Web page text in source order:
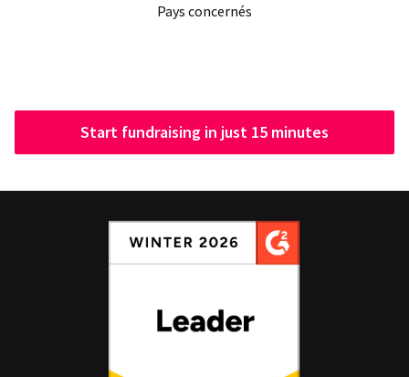
Pays concernés
Start fundraising in just 15 minutes